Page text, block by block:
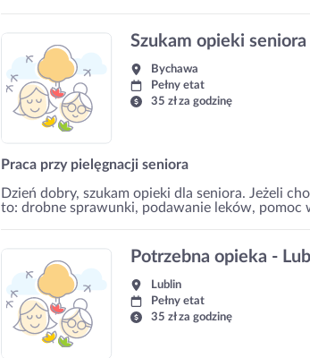
Szukam opieki seniora
Bychawa
Pełny etat
35 zł za godzinę
Praca przy pielęgnacji seniora
Dzień dobry, szukam opieki dla seniora. Jeżeli
to: drobne sprawunki, podawanie leków, pomoc
Potrzebna opieka -
Lublin
Pełny etat
35 zł za godzinę